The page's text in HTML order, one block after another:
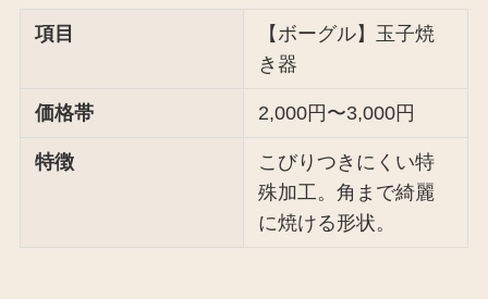
項目
【ボーグル】玉子焼
き器
価格帯 2,000円〜3,000円
特徴
こびりつきにくい特
殊加工。角まで綺麗
に焼ける形状。